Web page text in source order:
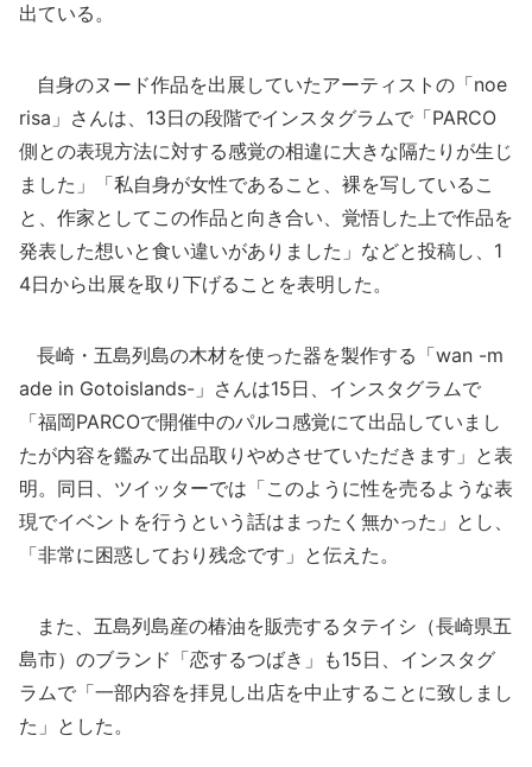
出ている。
自身のヌード作品を出展していたアーティストの「noe
risa」さんは、13日の段階でインスタグラムで「PARCO
側との表現方法に対する感覚の相違に大きな隔たりが生じ
ました」「私自身が女性であること、裸を写しているこ
と、作家としてこの作品と向き合い、覚悟した上で作品を
発表した想いと食い違いがありました」などと投稿し、1
4日から出展を取り下げることを表明した。
長崎・五島列島の木材を使った器を製作する「wan -m
ade in Gotoislands-」さんは15日、インスタグラムで
「福岡PARCOで開催中のパルコ感覚にて出品していまし
たが内容を鑑みて出品取りやめさせていただきます」と表
明。同日、ツイッターでは「このように性を売るような表
現でイベントを行うという話はまったく無かった」とし、
「非常に困惑しており残念です」と伝えた。
また、五島列島産の椿油を販売するタテイシ（長崎県五
島市）のブランド「恋するつばき」も15日、インスタグ
ラムで「一部内容を拝見し出店を中止することに致しまし
た」とした。